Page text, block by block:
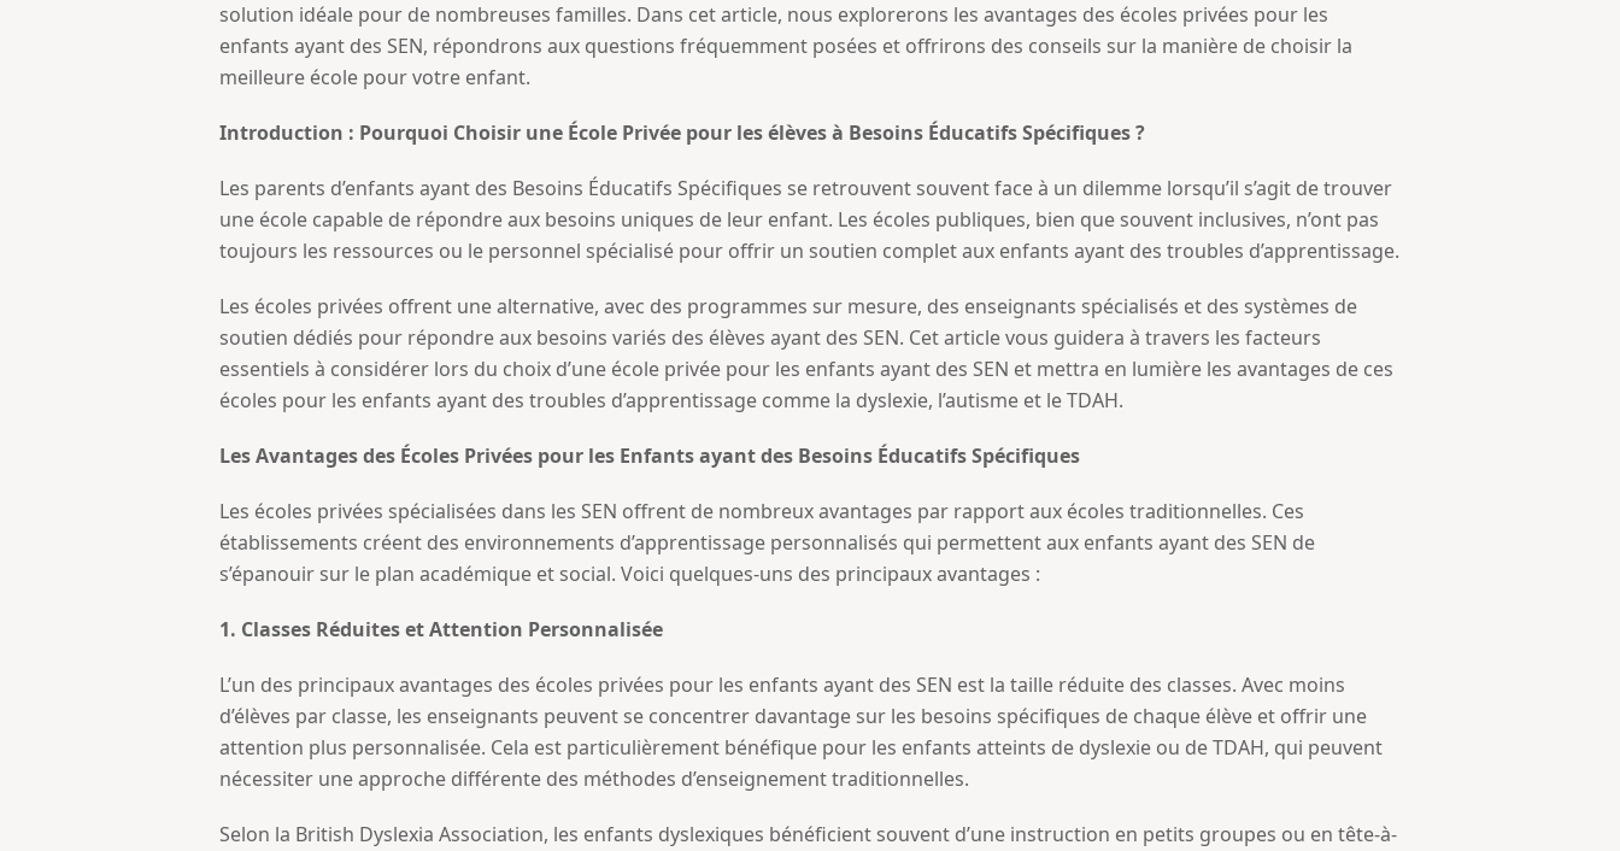
solution idéale pour de nombreuses familles. Dans cet article, nous explorerons les avantages des écoles privées pour les
enfants ayant des SEN, répondrons aux questions fréquemment posées et offrirons des conseils sur la manière de choisir la
meilleure école pour votre enfant.
Introduction : Pourquoi Choisir une École Privée pour les élèves à Besoins Éducatifs Spécifiques ?
Les parents d’enfants ayant des Besoins Éducatifs Spécifiques se retrouvent souvent face à un dilemme lorsqu’il s’agit de trouver
une école capable de répondre aux besoins uniques de leur enfant. Les écoles publiques, bien que souvent inclusives, n’ont pas
toujours les ressources ou le personnel spécialisé pour offrir un soutien complet aux enfants ayant des troubles d’apprentissage.
Les écoles privées offrent une alternative, avec des programmes sur mesure, des enseignants spécialisés et des systèmes de
soutien dédiés pour répondre aux besoins variés des élèves ayant des SEN. Cet article vous guidera à travers les facteurs
essentiels à considérer lors du choix d’une école privée pour les enfants ayant des SEN et mettra en lumière les avantages de ces
écoles pour les enfants ayant des troubles d’apprentissage comme la dyslexie, l’autisme et le TDAH.
Les Avantages des Écoles Privées pour les Enfants ayant des Besoins Éducatifs Spécifiques
Les écoles privées spécialisées dans les SEN offrent de nombreux avantages par rapport aux écoles traditionnelles. Ces
établissements créent des environnements d’apprentissage personnalisés qui permettent aux enfants ayant des SEN de
s’épanouir sur le plan académique et social. Voici quelques-uns des principaux avantages :
1. Classes Réduites et Attention Personnalisée
L’un des principaux avantages des écoles privées pour les enfants ayant des SEN est la taille réduite des classes. Avec moins
d’élèves par classe, les enseignants peuvent se concentrer davantage sur les besoins spécifiques de chaque élève et offrir une
attention plus personnalisée. Cela est particulièrement bénéfique pour les enfants atteints de dyslexie ou de TDAH, qui peuvent
nécessiter une approche différente des méthodes d’enseignement traditionnelles.
Selon la British Dyslexia Association, les enfants dyslexiques bénéficient souvent d’une instruction en petits groupes ou en tête-à-